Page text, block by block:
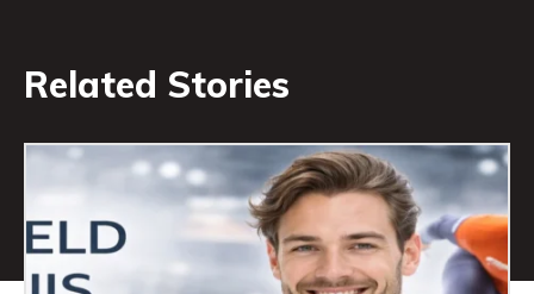
Related Stories